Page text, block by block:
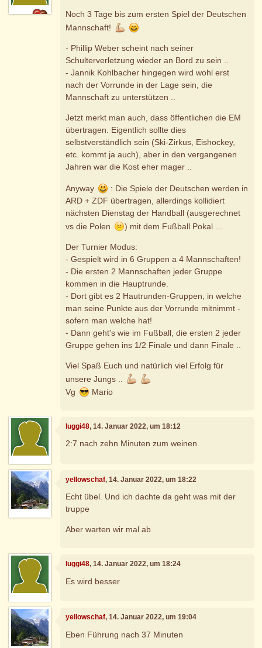
Noch 3 Tage bis zum ersten Spiel der Deutschen
Mannschaft!
- Phillip Weber scheint nach seiner
Schulterverletzung wieder an Bord zu sein ..
- Jannik Kohlbacher hingegen wird wohl erst
nach der Vorrunde in der Lage sein, die
Mannschaft zu unterstützen ..
Jetzt merkt man auch, dass öffentlichen die EM
übertragen. Eigentlich sollte dies
selbstverständlich sein (Ski-Zirkus, Eishockey,
etc. kommt ja auch), aber in den vergangenen
Jahren war die Kost eher mager ..
Anyway
: Die Spiele der Deutschen werden in
ARD + ZDF übertragen, allerdings kollidiert
nächsten Dienstag der Handball (ausgerechnet
vs die Polen
) mit dem Fußball Pokal ...
Der Turnier Modus:
- Gespielt wird in 6 Gruppen a 4 Mannschaften!
- Die ersten 2 Mannschaften jeder Gruppe
kommen in die Hauptrunde.
- Dort gibt es 2 Hautrunden-Gruppen, in welche
man seine Punkte aus der Vorrunde mitnimmt -
sofern man welche hat!
- Dann geht's wie im Fußball, die ersten 2 jeder
Gruppe gehen ins 1/2 Finale und dann Finale ..
Viel Spaß Euch und natürlich viel Erfolg für
unsere Jungs ..
Vg
Mario
luggi48, 14. Januar 2022, um 18:12
2:7 nach zehn Minuten zum weinen
yellowschaf, 14. Januar 2022, um 18:22
Echt übel. Und ich dachte da geht was mit der
truppe
Aber warten wir mal ab
luggi48, 14. Januar 2022, um 18:24
Es wird besser
yellowschaf, 14. Januar 2022, um 19:04
Eben Führung nach 37 Minuten